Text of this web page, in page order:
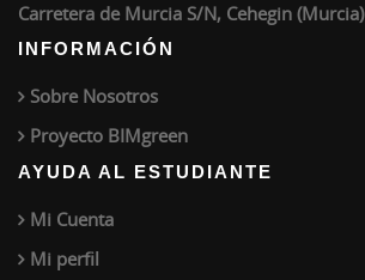
Carretera de Murcia S/N, Cehegin (Murcia)
INFORMACIÓN
Sobre Nosotros
Proyecto BIMgreen
AYUDA AL ESTUDIANTE
Mi Cuenta
Mi perfil